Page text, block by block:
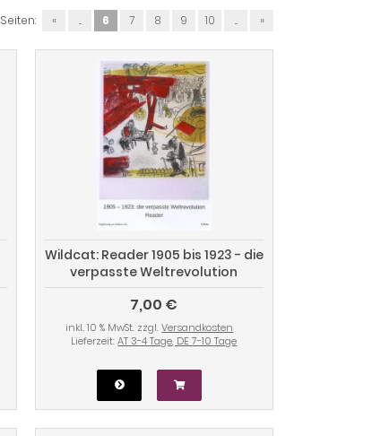
Seiten: « ... 6 7 8 9 10 ... »
Wildcat: Reader 1905 bis 1923 - die
verpasste Weltrevolution
7,00 €
inkl. 10 % MwSt. zzgl.Versandkosten
Lieferzeit:AT 3-4 Tage, DE 7-10 Tage